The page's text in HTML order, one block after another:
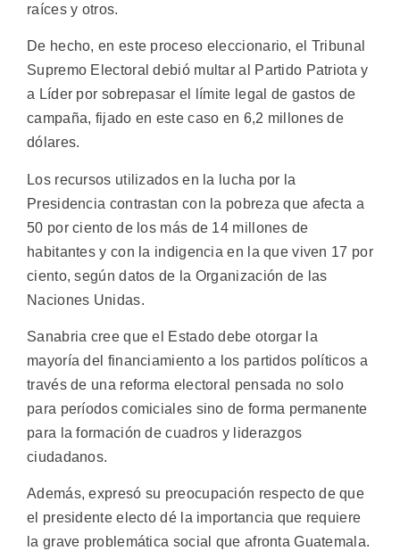
raíces y otros.
De hecho, en este proceso eleccionario, el Tribunal
Supremo Electoral debió multar al Partido Patriota y
a Líder por sobrepasar el límite legal de gastos de
campaña, fijado en este caso en 6,2 millones de
dólares.
Los recursos utilizados en la lucha por la
Presidencia contrastan con la pobreza que afecta a
50 por ciento de los más de 14 millones de
habitantes y con la indigencia en la que viven 17 por
ciento, según datos de la Organización de las
Naciones Unidas.
Sanabria cree que el Estado debe otorgar la
mayoría del financiamiento a los partidos políticos a
través de una reforma electoral pensada no solo
para períodos comiciales sino de forma permanente
para la formación de cuadros y liderazgos
ciudadanos.
Además, expresó su preocupación respecto de que
el presidente electo dé la importancia que requiere
la grave problemática social que afronta Guatemala.